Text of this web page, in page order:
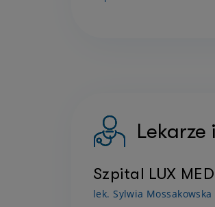
Lekarze
Szpital LUX
lek. Sylwia Mossakowska